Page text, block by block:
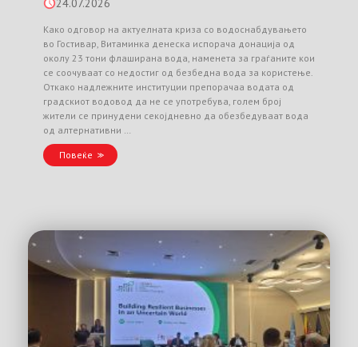
24.07.2026
Како одговор на актуелната криза со водоснабдувањето
во Гостивар, Витаминка денеска испорача донација од
околу 23 тони флаширана вода, наменета за граѓаните кои
се соочуваат со недостиг од безбедна вода за користење.
Откако надлежните институции препорачаа водата од
градскиот водовод да не се употребува, голем број
жители се принудени секојдневно да обезбедуваат вода
од алтернативни …
Повеќе